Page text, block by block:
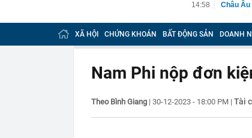
14:58
Châu
14:58
Với 6G,
14:57
Bầu Đức
định giá
rộng,
liên kết
XÃ HỘI CHỨNG KHOÁN BẤT ĐỘNG SẢN DOANH
Nam Phi nộp đơn
Theo Bình Giang | 30-12-2023 - 18:00 PM | Tài